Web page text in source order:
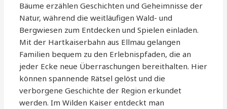
Bäume erzählen Geschichten und Geheimnisse der
Natur, während die weitläufigen Wald- und
Bergwiesen zum Entdecken und Spielen einladen.
Mit der Hartkaiserbahn aus Ellmau gelangen
Familien bequem zu den Erlebnispfaden, die an
jeder Ecke neue Überraschungen bereithalten. Hier
können spannende Rätsel gelöst und die
verborgene Geschichte der Region erkundet
werden. Im Wilden Kaiser entdeckt man